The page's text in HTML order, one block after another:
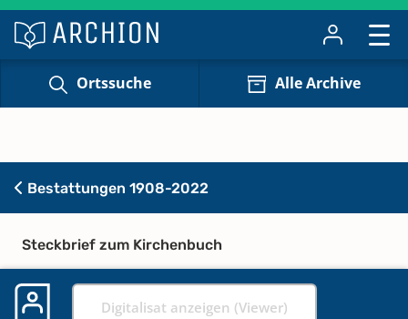
Ortssuche Alle Archive
Bestattungen 1908-2022
Steckbrief zum Kirchenbuch
Digitalisat anzeigen (Viewer)